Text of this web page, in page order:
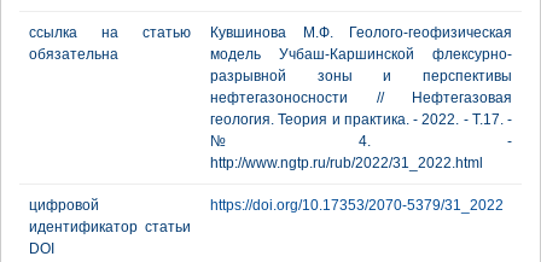
ссылка на статью
обязательна
Кувшинова М.Ф. Геолого-геофизическая
модель Учбаш-Каршинской флексурно-
разрывной зоны и перспективы
нефтегазоносности // Нефтегазовая
геология. Теория и практика. - 2022. - Т.17. -
№4. -
http://www.ngtp.ru/rub/2022/31_2022.html
цифровой
идентификатор статьи
DOI
https://doi.org/10.17353/2070-5379/31_2022